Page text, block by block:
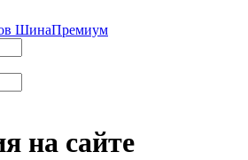
на сайте